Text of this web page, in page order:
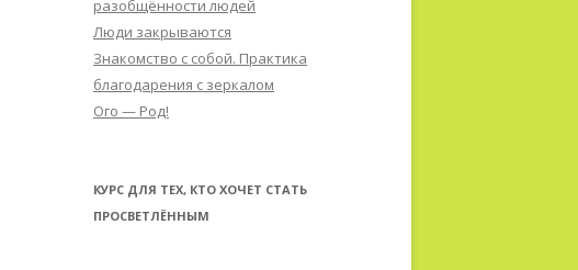
разобщённости людей
Люди закрываются
Знакомство с собой. Практика
благодарения с зеркалом
Ого — Род!
КУРС ДЛЯ ТЕХ, КТО ХОЧЕТ СТАТЬ
ПРОСВЕТЛЁННЫМ